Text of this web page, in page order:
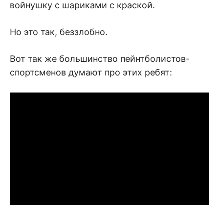
войнушку с шариками с краской.
Но это так, беззлобно.
Вот так же большинство пейнтболистов-
спортсменов думают про этих ребят: